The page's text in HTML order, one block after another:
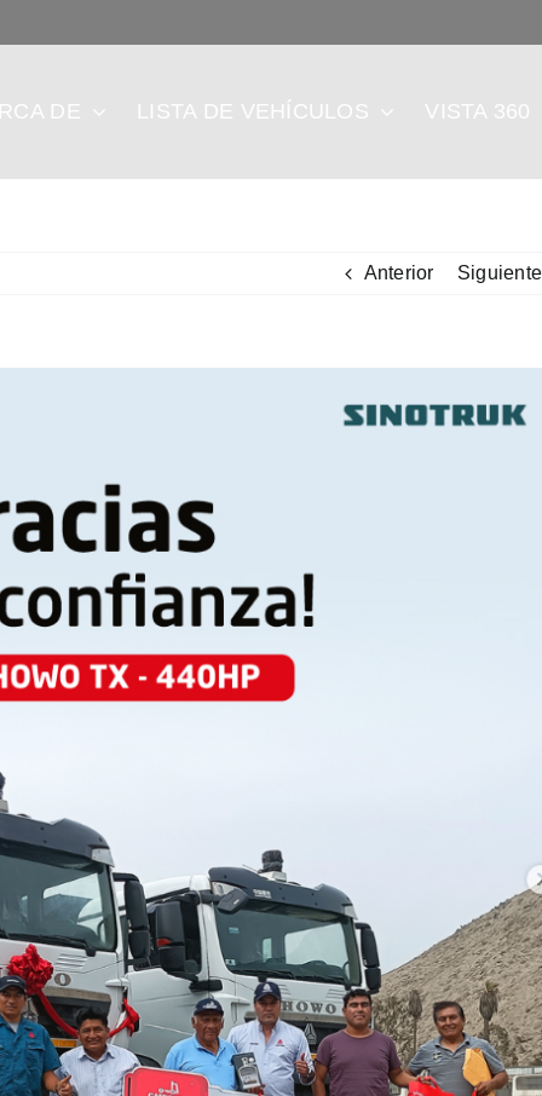
DE LISTA DE VEHÍCULOS VISTA 360
Anterior Siguiente